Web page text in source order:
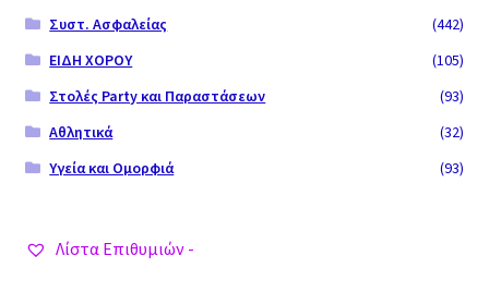
Συστ. Ασφαλείας
(442)
ΕΙΔΗ ΧΟΡΟΥ
(105)
Στολές Party και Παραστάσεων
(93)
Αθλητικά
(32)
Υγεία και Ομορφιά
(93)
Λίστα Επιθυμιών -